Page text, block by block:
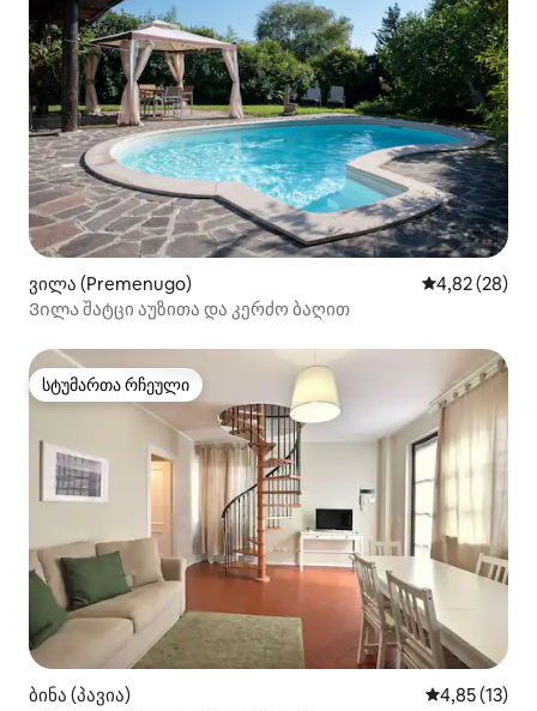
ვილა (Premenugo) საშუალო
4,82 (28)
Ვილა შატცი აუზითა და კერძო ბაღით
სტუმართა რჩეული
სტუმართა რჩეული
ბინა (პავია) საშუალო
4,85 (13)